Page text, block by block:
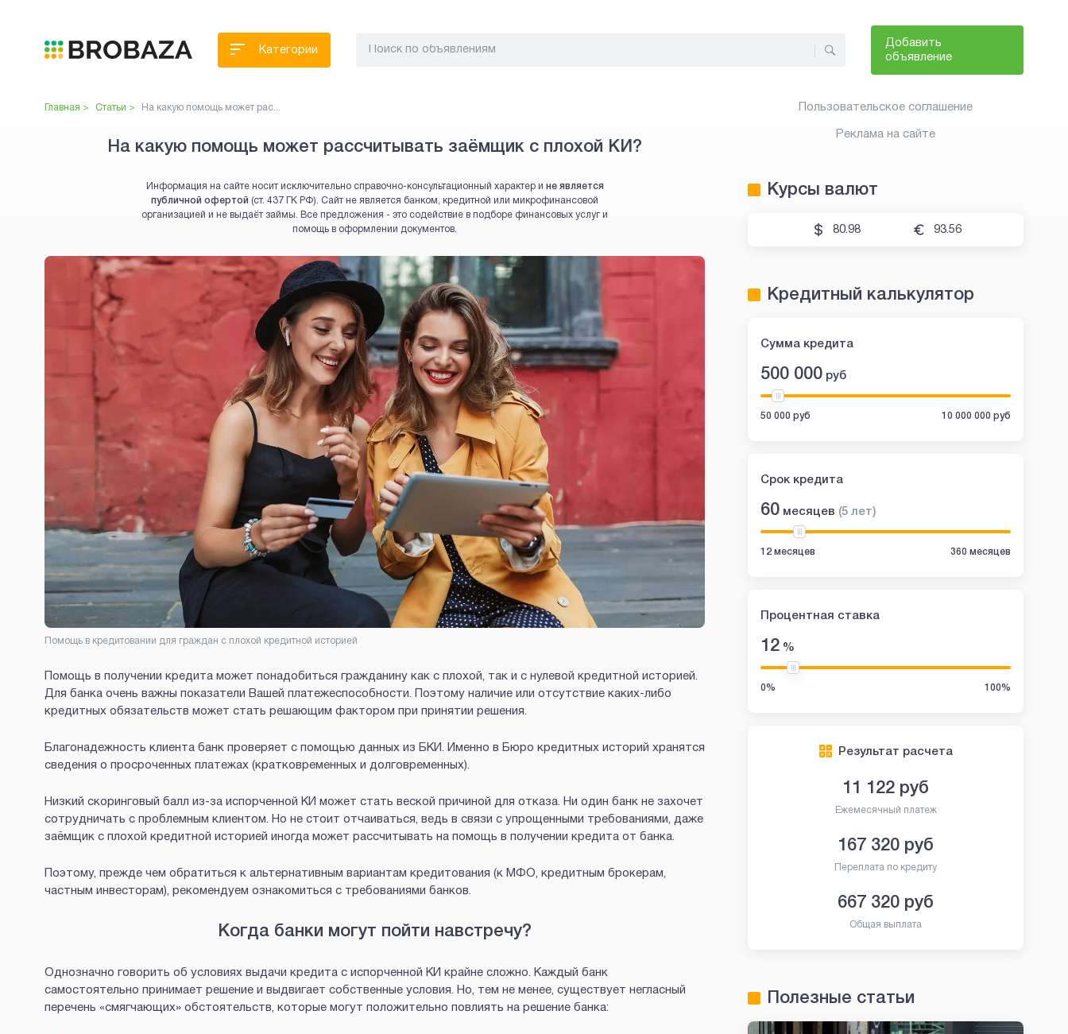
Добавить
объявление
Категории
Главная > Статьи > На какую помощь может рас...
На какую помощь может рассчитывать заёмщик с плохой КИ?
Информация на сайте носит исключительно справочно-консультационный характер и не является
публичной офертой (ст. 437 ГК РФ). Сайт не является банком, кредитной или микрофинансовой
организацией и не выдаёт займы. Все предложения - это содействие в подборе финансовых услуг и
помощь в оформлении документов.
Помощь в кредитовании для граждан с плохой кредитной историей
Помощь в получении кредита может понадобиться гражданину как с плохой, так и с нулевой кредитной историей.
Для банка очень важны показатели Вашей платежеспособности. Поэтому наличие или отсутствие каких-либо
кредитных обязательств может стать решающим фактором при принятии решения.
Благонадежность клиента банк проверяет с помощью данных из БКИ. Именно в Бюро кредитных историй хранятся
сведения о просроченных платежах (кратковременных и долговременных).
Низкий скоринговый балл из-за испорченной КИ может стать веской причиной для отказа. Ни один банк не захочет
сотрудничать с проблемным клиентом. Но не стоит отчаиваться, ведь в связи с упрощенными требованиями, даже
заёмщик с плохой кредитной историей иногда может рассчитывать на помощь в получении кредита от банка.
Поэтому, прежде чем обратиться к альтернативным вариантам кредитования (к МФО, кредитным брокерам,
частным инвесторам), рекомендуем ознакомиться с требованиями банков.
Когда банки могут пойти навстречу?
Однозначно говорить об условиях выдачи кредита с испорченной КИ крайне сложно. Каждый банк
самостоятельно принимает решение и выдвигает собственные условия. Но, тем не менее, существует негласный
перечень «смягчающих» обстоятельств, которые могут положительно повлиять на решение банка:
Пользовательское соглашение
Реклама на сайте
Курсы валют
80.98 93.56
Кредитный калькулятор
Сумма кредита
500 000 руб
50 000 руб 10 000 000 руб
Срок кредита
60 месяцев (5 лет)
12 месяцев 360 месяцев
Процентная ставка
12 %
0% 100%
Результат расчета
11 122 руб
Ежемесячный платеж
167 320 руб
Переплата по кредиту
667 320 руб
Общая выплата
Полезные статьи